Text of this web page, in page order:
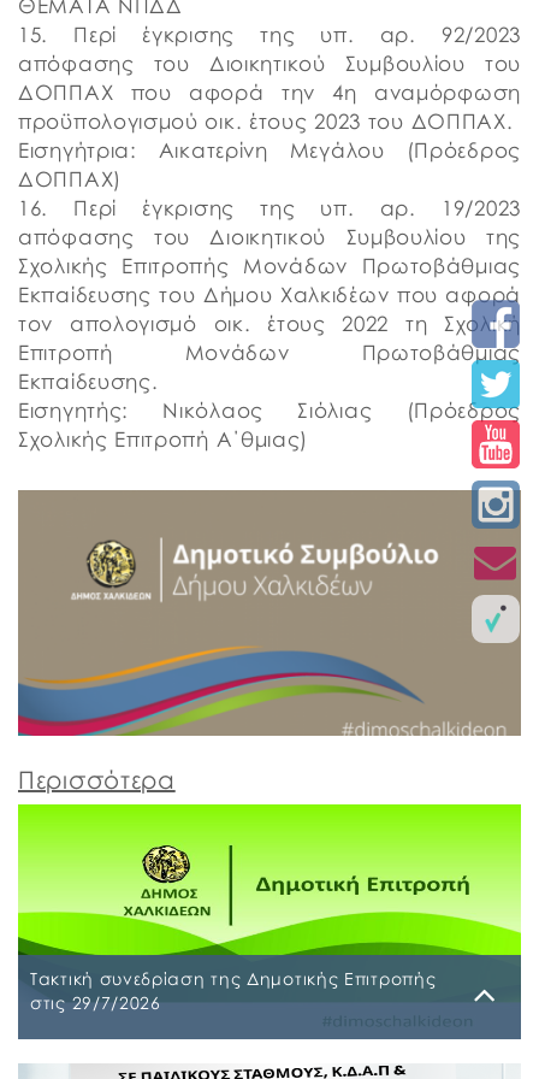
ΘΕΜΑΤΑ ΝΠΔΔ
15. Περί έγκρισης της υπ. αρ. 92/2023
απόφασης του Διοικητικού Συμβουλίου του
ΔΟΠΠΑΧ που αφορά την 4η αναμόρφωση
προϋπολογισμού οικ. έτους 2023 του ΔΟΠΠΑΧ.
Εισηγήτρια: Αικατερίνη Μεγάλου (Πρόεδρος
ΔΟΠΠΑΧ)
16. Περί έγκρισης της υπ. αρ. 19/2023
απόφασης του Διοικητικού Συμβουλίου της
Σχολικής Επιτροπής Μονάδων Πρωτοβάθμιας
Εκπαίδευσης του Δήμου Χαλκιδέων που αφορά
τον απολογισμό οικ. έτους 2022 τη Σχολική
Επιτροπή Μονάδων Πρωτοβάθμιας
Εκπαίδευσης.
Εισηγητής: Νικόλαος Σιόλιας (Πρόεδρος
Σχολικής Επιτροπή Α΄θμιας)
Περισσότερα
Τακτική συνεδρίαση της Δημοτικής Επιτροπής
στις 29/7/2026